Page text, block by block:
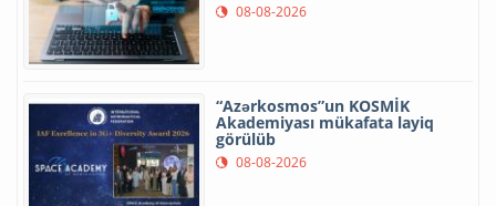
08-08-2026
“Azərkosmos”un KOSMİK
Akademiyası mükafata layiq
görülüb
08-08-2026